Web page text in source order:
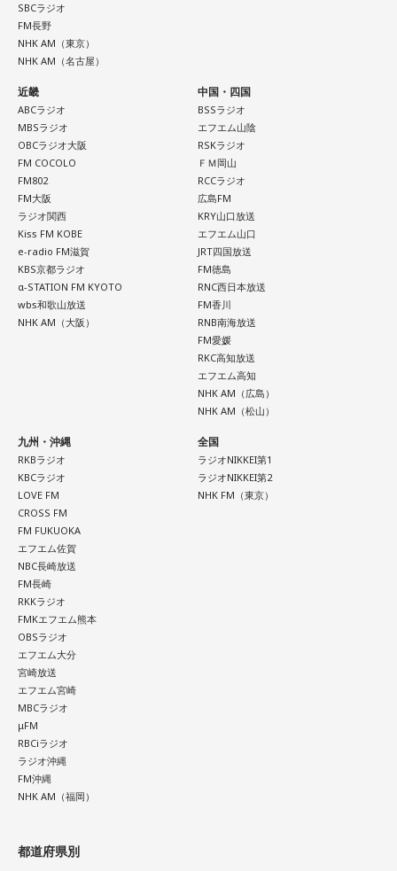
SBCラジオ
FM長野
NHK AM（東京）
NHK AM（名古屋）
近畿
ABCラジオ
MBSラジオ
OBCラジオ大阪
FM COCOLO
FM802
FM大阪
ラジオ関西
Kiss FM KOBE
e-radio FM滋賀
KBS京都ラジオ
α-STATION FM KYOTO
wbs和歌山放送
NHK AM（大阪）
中国・四国
BSSラジオ
エフエム山陰
RSKラジオ
ＦＭ岡山
RCCラジオ
広島FM
KRY山口放送
エフエム山口
JRT四国放送
FM徳島
RNC西日本放送
FM香川
RNB南海放送
FM愛媛
RKC高知放送
エフエム高知
NHK AM（広島）
NHK AM（松山）
九州・沖縄
RKBラジオ
KBCラジオ
LOVE FM
CROSS FM
FM FUKUOKA
エフエム佐賀
NBC長崎放送
FM長崎
RKKラジオ
FMKエフエム熊本
OBSラジオ
エフエム大分
宮崎放送
エフエム宮崎
MBCラジオ
μFM
RBCiラジオ
ラジオ沖縄
FM沖縄
NHK AM（福岡）
全国
ラジオNIKKEI第1
ラジオNIKKEI第2
NHK FM（東京）
都道府県別